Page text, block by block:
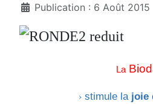
Publication : 6 Août 2015
La
› stimule la joie